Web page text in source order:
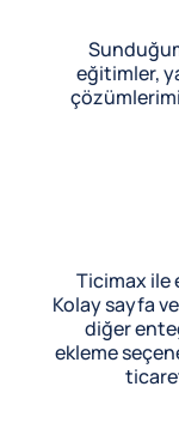
eğitimler,
Ticimax ile
Kolay sayfa
diğer
ekleme